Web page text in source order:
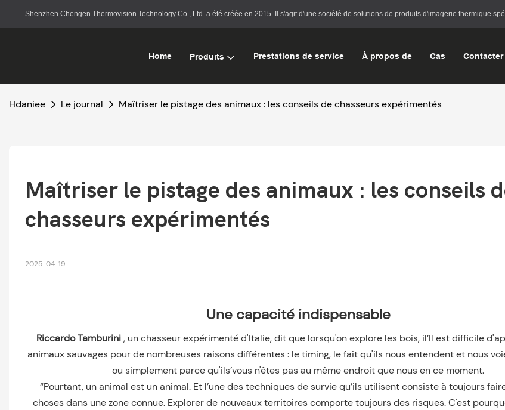
Shenzhen Chengen Thermovision Technology Co., Ltd. a été créée en 2015. Il s'agit d'une société de solutions de produits d'imagerie thermique
Home Produits Prestations de service À propos de Cas Contacter
Hdaniee Le journal Maîtriser le pistage des animaux : les conseils de chasseurs expérimentés
Maîtriser le pistage des animaux : les conseils
chasseurs expérimentés
2025-04-19
Une capacité indispensable
Riccardo Tamburini, un chasseur expérimenté d'Italie, dit que lorsqu'on explore les bois, il’Il est difficile
animaux sauvages pour de nombreuses raisons différentes : le timing, le fait qu'ils nous entendent et nous
ou simplement parce qu'ils’vous n'êtes pas au même endroit que nous en ce moment.
“Pourtant, un animal est un animal. Et l’une des techniques de survie qu’ils utilisent consiste à toujours
choses dans une zone connue. Explorer de nouveaux territoires comporte toujours des risques. C'est